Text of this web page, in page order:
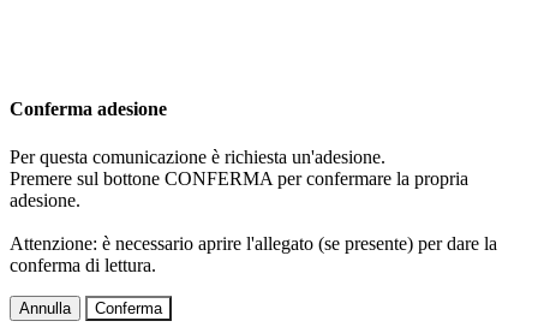
Conferma adesione
Per questa comunicazione è richiesta un'adesione.
Premere sul bottone CONFERMA per confermare la propria
adesione.
Attenzione: è necessario aprire l'allegato (se presente) per dare la
conferma di lettura.
Annulla Conferma